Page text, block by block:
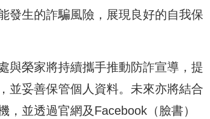
發生的詐騙風險，展現良好的自我保
與榮家將持續攜手推動防詐宣導，提
並妥善保管個人資料。未來亦將結合
並透過官網及Facebook（臉書）